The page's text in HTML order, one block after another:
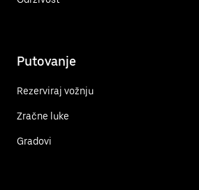
Putovanje
Rezerviraj vožnju
Zračne luke
Gradovi